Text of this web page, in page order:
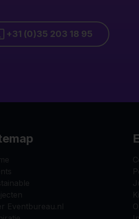
+31 (0)35 203 18 95
Eventbureau.nl